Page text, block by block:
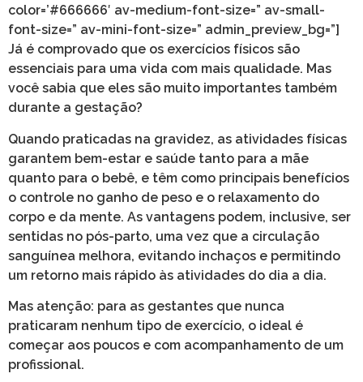
color=’#666666′ av-medium-font-size=” av-small-
font-size=” av-mini-font-size=” admin_preview_bg=”]
Já é comprovado que os exercícios físicos são
essenciais para uma vida com mais qualidade. Mas
você sabia que eles são muito importantes também
durante a gestação?
Quando praticadas na gravidez, as atividades físicas
garantem bem-estar e saúde tanto para a mãe
quanto para o bebê, e têm como principais benefícios
o controle no ganho de peso e o relaxamento do
corpo e da mente. As vantagens podem, inclusive, ser
sentidas no pós-parto, uma vez que a circulação
sanguínea melhora, evitando inchaços e permitindo
um retorno mais rápido às atividades do dia a dia.
Mas atenção: para as gestantes que nunca
praticaram nenhum tipo de exercício, o ideal é
começar aos poucos e com acompanhamento de um
profissional.